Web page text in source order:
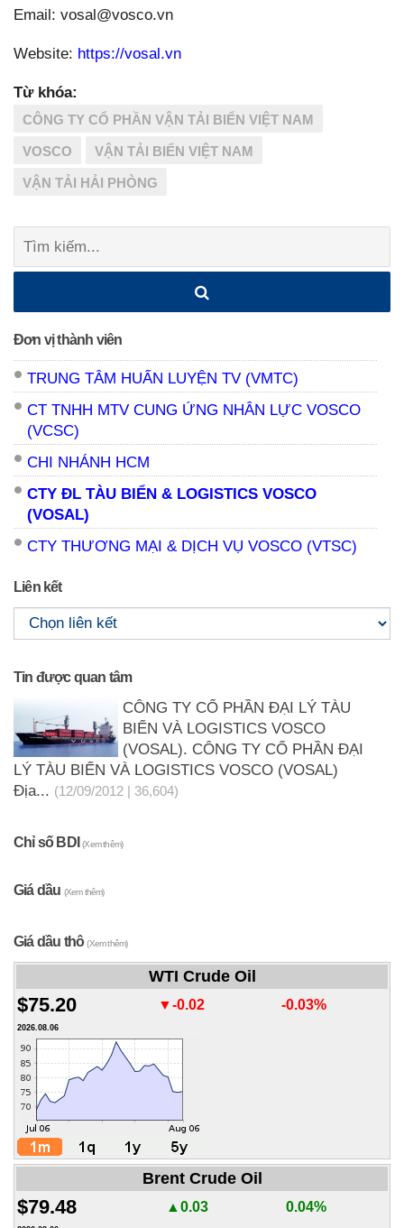
Email: vosal@vosco.vn
Website: https://vosal.vn
Từ khóa:
CÔNG TY CỔ PHẦN VẬN TẢI BIỂN VIỆT NAM
VOSCO VẬN TẢI BIỂN VIỆT NAM
VẬN TẢI HẢI PHÒNG
Tìm
Đơn vị thành viên
TRUNG TÂM HUẤN LUYỆN TV (VMTC)
CT TNHH MTV CUNG ỨNG NHÂN LỰC VOSCO
(VCSC)
CHI NHÁNH HCM
CTY ĐL TÀU BIỂN & LOGISTICS VOSCO
(VOSAL)
CTY THƯƠNG MẠI & DỊCH VỤ VOSCO (VTSC)
Liên kết
Tin được quan tâm
CÔNG TY CỔ PHẦN ĐẠI LÝ TÀU
BIỂN VÀ LOGISTICS VOSCO
(VOSAL). CÔNG TY CỔ PHẦN ĐẠI
LÝ TÀU BIỂN VÀ LOGISTICS VOSCO (VOSAL)
Địa... (12/09/2012 | 36,604)
Chỉ số BDI(Xem thêm)
Giá dầu (Xem thêm)
Giá dầu thô(Xem thêm)
WTI Crude Oil
$75.20 ▼-0.02 -0.03%
2026.08.06
Brent Crude Oil
$79.48 ▲0.03 0.04%